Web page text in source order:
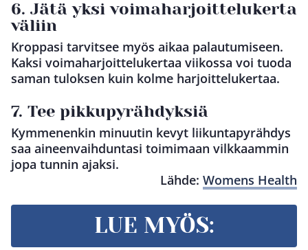
6. Jätä yksi voimaharjoittelukerta
väliin
Kroppasi tarvitsee myös aikaa palautumiseen.
Kaksi voimaharjoittelukertaa viikossa voi tuoda
saman tuloksen kuin kolme harjoittelukertaa.
7. Tee pikkupyrähdyksiä
Kymmenenkin minuutin kevyt liikuntapyrähdys
saa aineenvaihduntasi toimimaan vilkkaammin
jopa tunnin ajaksi.
Lähde: Womens Health
LUE MYÖS: